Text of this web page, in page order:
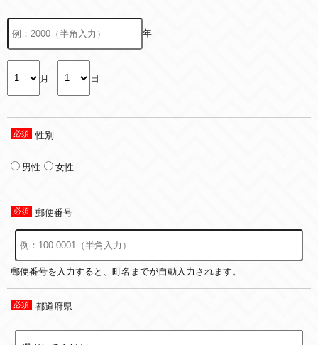
年
月 日
性別
男性 女性
郵便番号
郵便番号を入力すると、町名までが自動入力されます。
都道府県